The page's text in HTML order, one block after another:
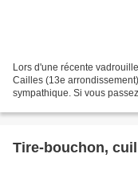
Lors d'une récente
Cailles (13e
sympathique. Si vous
Tire-bouchon,